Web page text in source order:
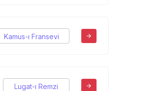
Kamus-ı Fransevi
Lugat-ı Remzi